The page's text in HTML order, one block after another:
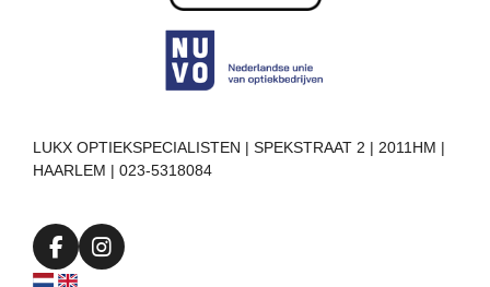
LUKX OPTIEKSPECIALISTEN | SPEKSTRAAT 2 | 2011HM |
HAARLEM | 023-5318084
F
a
I